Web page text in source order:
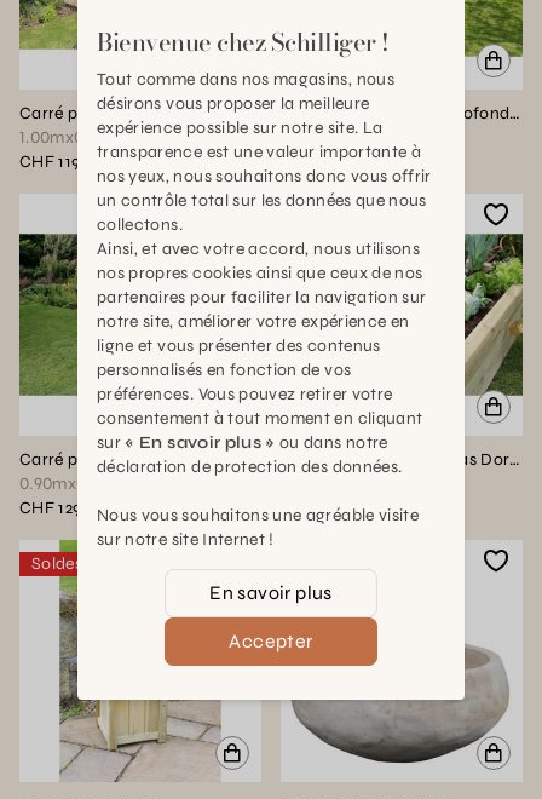
Carré potager Profond Tenby
1.00mx0.70mx0.80m
CHF 119,90
Grand carré potager Profond Tenby
1.80mx0.70mx0.80m
CHF 185,90
Carré potager bas Dormeur
0.90mx0.90mx0.45m
CHF 129,90
Grand Carré potager bas Dormeur
CHF 159,90
Soldes
Bienvenue chez Schilliger !
Tout comme dans nos magasins, nous
désirons vous proposer la meilleure
expérience possible sur notre site. La
transparence est une valeur importante à
nos yeux, nous souhaitons donc vous offrir
un contrôle total sur les données que nous
collectons.
Ainsi, et avec votre accord, nous utilisons
nos propres cookies ainsi que ceux de nos
partenaires pour faciliter la navigation sur
notre site, améliorer votre expérience en
ligne et vous présenter des contenus
personnalisés en fonction de vos
préférences. Vous pouvez retirer votre
consentement à tout moment en cliquant
sur « En savoir plus » ou dans notre
déclaration de protection des données.
Nous vous souhaitons une agréable visite
sur notre site Internet !
En savoir plus
Accepter